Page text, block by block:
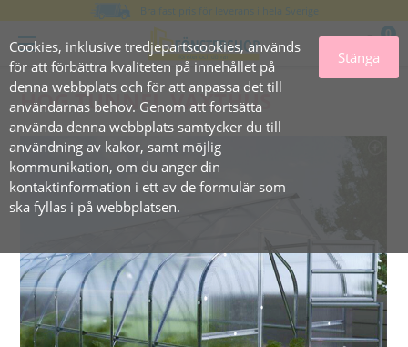
Cookies, inklusive tredjepartscookies, används
för att förbättra kvaliteten på innehållet på
denna webbplats och för att anpassa det till
användarnas behov. Genom att fortsätta
använda denna webbplats samtycker du till
användning av kakor, samt möjlig
kommunikation, om du anger din
kontaktinformation i ett av de formulär som
ska fyllas i på webbplatsen.
Stänga
Bra fast pris för leverans i hela Sverige
0
HÖG TUNNEL VÄXTHUS